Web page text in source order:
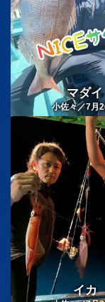
マダイ
小佐々／7月
イカ